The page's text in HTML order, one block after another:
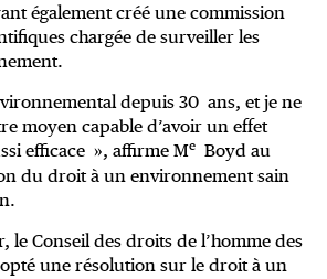
également créé une commission
chargée de surveiller les
depuis 30 ans, et je ne
moyen capable d’avoir un effet
efficace », affirme Me Boyd au
du droit à un environnement sain
le Conseil des droits de l’homme des
une résolution sur le droit à un